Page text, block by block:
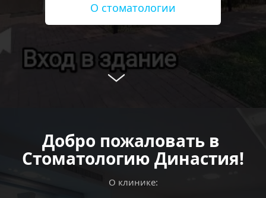
О стоматологии
Добро пожаловать в
Стоматологию Династия!
О клинике: